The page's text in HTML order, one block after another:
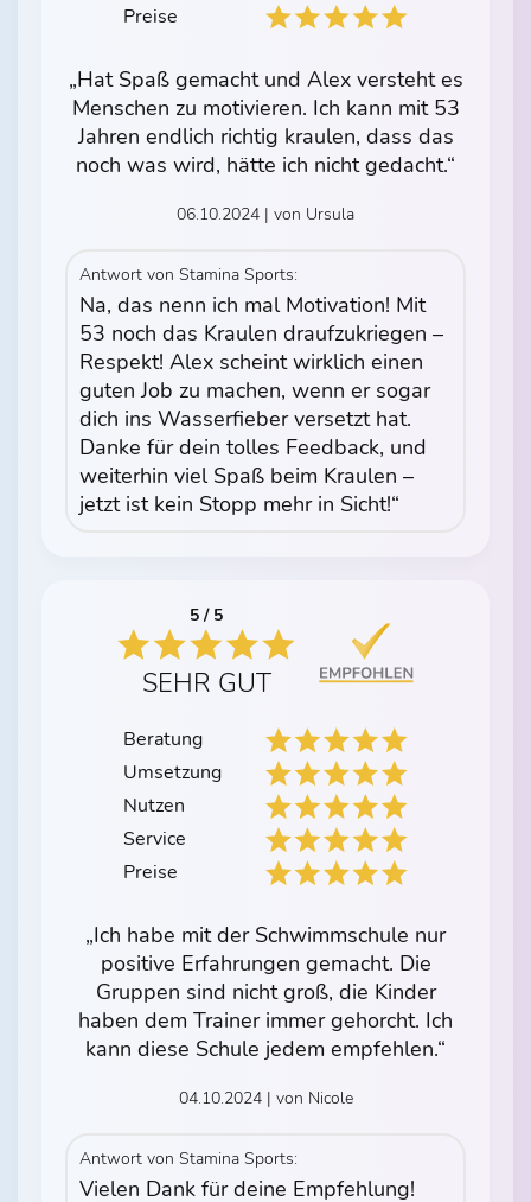
Preise
„Hat Spaß gemacht und Alex versteht es
Menschen zu motivieren. Ich kann mit 53
Jahren endlich richtig kraulen, dass das
noch was wird, hätte ich nicht gedacht.“
06.10.2024 | von Ursula
Antwort von Stamina Sports:
Na, das nenn ich mal Motivation! Mit
53 noch das Kraulen draufzukriegen –
Respekt! Alex scheint wirklich einen
guten Job zu machen, wenn er sogar
dich ins Wasserfieber versetzt hat.
Danke für dein tolles Feedback, und
weiterhin viel Spaß beim Kraulen –
jetzt ist kein Stopp mehr in Sicht!“
5 / 5
SEHR GUT
Beratung
Umsetzung
Nutzen
Service
Preise
„Ich habe mit der Schwimmschule nur
positive Erfahrungen gemacht. Die
Gruppen sind nicht groß, die Kinder
haben dem Trainer immer gehorcht. Ich
kann diese Schule jedem empfehlen.“
04.10.2024 | von Nicole
Antwort von Stamina Sports:
Vielen Dank für deine Empfehlung!